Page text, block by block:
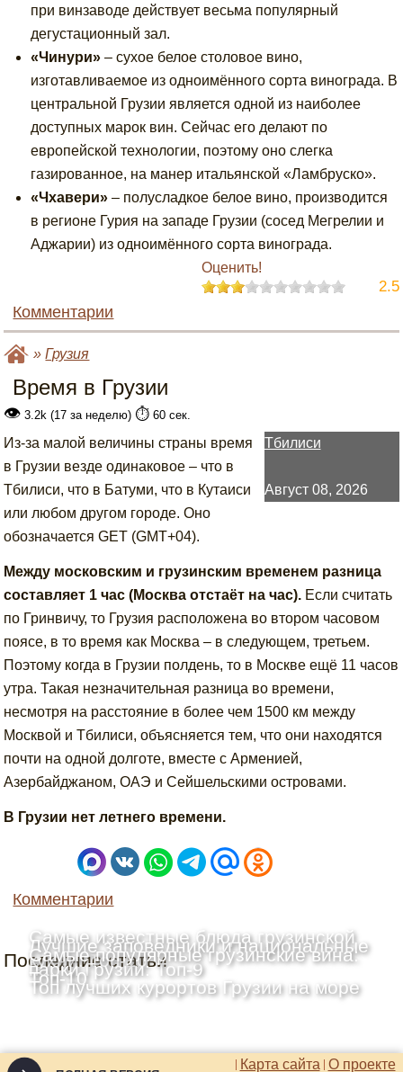
при винзаводе действует весьма популярный
дегустационный зал.
«Чинури» – сухое белое столовое вино,
изготавливаемое из одноимённого сорта винограда. В
центральной Грузии является одной из наиболее
доступных марок вин. Сейчас его делают по
европейской технологии, поэтому оно слегка
газированное, на манер итальянской «Ламбруско».
«Чхавери» – полусладкое белое вино, производится
в регионе Гурия на западе Грузии (сосед Мегрелии и
Аджарии) из одноимённого сорта винограда.
Оценить!
2.5
Комментарии
»Грузия
Время в Грузии
👁 3.2k (17 за неделю) ⏱️ 60 сек.
Тбилиси
Август 08, 2026
Из-за малой величины страны время
в Грузии везде одинаковое – что в
Тбилиси, что в Батуми, что в Кутаиси
или любом другом городе. Оно
обозначается GET (GMT+04).
Между московским и грузинским временем разница
составляет 1 час (Москва отстаёт на час). Если считать
по Гринвичу, то Грузия расположена во втором часовом
поясе, в то время как Москва – в следующем, третьем.
Поэтому когда в Грузии полдень, то в Москве ещё 11 часов
утра. Такая незначительная разница во времени,
несмотря на расстояние в более чем 1500 км между
Москвой и Тбилиси, объясняется тем, что они находятся
почти на одной долготе, вместе с Арменией,
Азербайджаном, ОАЭ и Сейшельскими островами.
В Грузии нет летнего времени.
Комментарии
Последние статьи
Самые известные блюда грузинской
кухни: Топ-10
Лучшие заповедники и национальные
парки Грузии: Топ-9
Самые популярные грузинские вина:
Топ-10
Топ лучших курортов Грузии на море
О проекте
Карта сайта